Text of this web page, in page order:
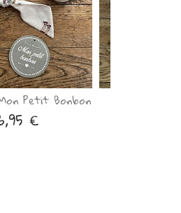
Petit Bonbon
€